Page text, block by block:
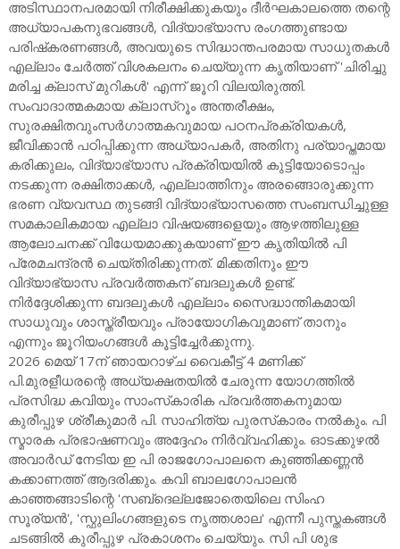
അടിസ്ഥാനപരമായി നിരീക്ഷിക്കുകയും ദീര്‍ഘകാലത്തെ തന്റെ
അധ്യാപകനുഭവങ്ങള്‍, വിദ്യാഭ്യാസ രംഗത്തുണ്ടായ
പരിഷ്‌കരണങ്ങള്‍, അവയുടെ സിദ്ധാന്തപരമായ സാധുതകള്‍
എല്ലാം ചേര്‍ത്ത് വിശകലനം ചെയ്യുന്ന കൃതിയാണ് 'ചിരിച്ചു
മരിച്ച ക്ലാസ് മുറികള്‍' എന്ന് ജൂറി വിലയിരുത്തി.
സംവാദാത്മകമായ ക്ലാസ്‌റൂം അന്തരീക്ഷം,
സുരക്ഷിതവുംസര്‍ഗാത്മകവുമായ പഠനപ്രക്രിയകള്‍,
ജീവിക്കാന്‍ പഠിപ്പിക്കുന്ന അധ്യാപകര്‍, അതിനു പര്യാപ്തമായ
കരിക്കുലം, വിദ്യാഭ്യാസ പ്രക്രിയയില്‍ കുട്ടിയോടൊപ്പം
നടക്കുന്ന രക്ഷിതാക്കള്‍, എല്ലാത്തിനും അരങ്ങൊരുക്കുന്ന
ഭരണ വ്യവസ്ഥ തുടങ്ങി വിദ്യാഭ്യാസത്തെ സംബന്ധിച്ചുള്ള
സമകാലികമായ എല്ലാ വിഷയങ്ങളെയും ആഴത്തിലുള്ള
ആലോചനക്ക് വിധേയമാക്കുകയാണ് ഈ കൃതിയില്‍ പി
പ്രേമചന്ദ്രന്‍ ചെയ്തിരിക്കുന്നത്. മിക്കതിനും ഈ
വിദ്യാഭ്യാസ പ്രവര്‍ത്തകന് ബദലുകള്‍ ഉണ്ട്.
നിര്‍ദ്ദേശിക്കുന്ന ബദലുകള്‍ എല്ലാം സൈദ്ധാന്തികമായി
സാധുവും ശാസ്ത്രീയവും പ്രായോഗികവുമാണ് താനും
എന്നും ജൂറിയംഗങ്ങള്‍ കൂട്ടിച്ചേര്‍ക്കുന്നു.
2026 മെയ് 17ന് ഞായറാഴ്ച വൈകീട്ട് 4 മണിക്ക്
പി.മുരളീധരന്റെ അധ്യക്ഷതയില്‍ ചേരുന്ന യോഗത്തില്‍
പ്രസിദ്ധ കവിയും സാംസ്‌കാരിക പ്രവര്‍ത്തകനുമായ
കുരീപ്പുഴ ശ്രീകുമാര്‍ പി. സാഹിത്യ പുരസ്‌കാരം നല്‍കും. പി
സ്മാരക പ്രഭാഷണവും അദ്ദേഹം നിര്‍വ്വഹിക്കും. ഓടക്കുഴല്‍
അവാര്‍ഡ് നേടിയ ഇ പി രാജഗോപാലനെ കുഞ്ഞിക്കണ്ണന്‍
കക്കാണത്ത് ആദരിക്കും. കവി ബാലഗോപാലന്‍
കാഞ്ഞങ്ങാടിന്റെ 'സബ്‌ദെല്ലജോതെയിലെ സിംഹ
സൂര്യന്‍', 'സ്ഫുലിംഗങ്ങളുടെ നൃത്തശാല' എന്നീ പുസ്തകങ്ങള്‍
ചടങ്ങില്‍ കുരീപ്പുഴ പ്രകാശനം ചെയ്യും. സി പി ശുഭ